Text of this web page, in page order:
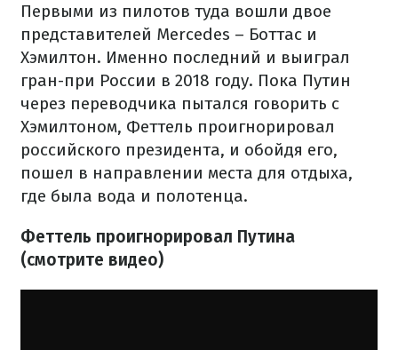
Первыми из пилотов туда вошли двое
представителей Mercedes – Боттас и
Хэмилтон. Именно последний и выиграл
гран-при России в 2018 году. Пока Путин
через переводчика пытался говорить с
Хэмилтоном, Феттель проигнорировал
российского президента, и обойдя его,
пошел в направлении места для отдыха,
где была вода и полотенца.
Феттель проигнорировал Путина
(смотрите видео)